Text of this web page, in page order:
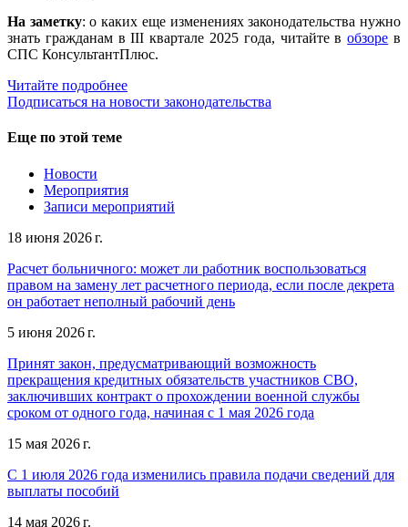
На заметку: о каких еще изменениях законодательства нужно
знать гражданам в III квартале 2025 года, читайте вобзоре в
СПС КонсультантПлюс.
Читайте подробнее
Подписаться на новости законодательства
Еще по этой теме
Новости
Мероприятия
Записи мероприятий
18 июня 2026 г.
Расчет больничного: может ли работник воспользоваться
правом на замену лет расчетного периода, если после декрета
он работает неполный рабочий день
5 июня 2026 г.
Принят закон, предусматривающий возможность
прекращения кредитных обязательств участников СВО,
заключивших контракт о прохождении военной службы
сроком от одного года, начиная с 1 мая 2026 года
15 мая 2026 г.
С 1 июля 2026 года изменились правила подачи сведений для
выплаты пособий
14 мая 2026 г.